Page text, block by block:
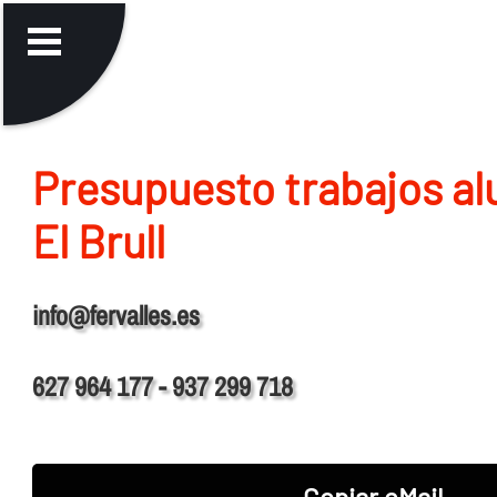
Presupuesto trabajos
El Brull
info@fervalles.es
627 964 177 - 937 299 718